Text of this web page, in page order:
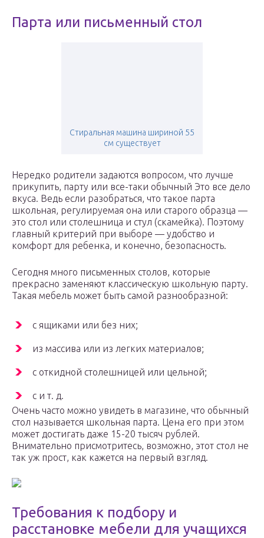
Парта или письменный стол
Стиральная машина шириной 55
см существует
Нередко родители задаются вопросом, что лучше
прикупить, парту или все-таки обычный Это все дело
вкуса. Ведь если разобраться, что такое парта
школьная, регулируемая она или старого образца —
это стол или столешница и стул (скамейка). Поэтому
главный критерий при выборе — удобство и
комфорт для ребенка, и конечно, безопасность.
Сегодня много письменных столов, которые
прекрасно заменяют классическую школьную парту.
Такая мебель может быть самой разнообразной:
с ящиками или без них;
из массива или из легких материалов;
с откидной столешницей или цельной;
с и т. д.
Очень часто можно увидеть в магазине, что обычный
стол называется школьная парта. Цена его при этом
может достигать даже 15-20 тысяч рублей.
Внимательно присмотритесь, возможно, этот стол не
так уж прост, как кажется на первый взгляд.
Требования к подбору и
расстановке мебели для учащихся